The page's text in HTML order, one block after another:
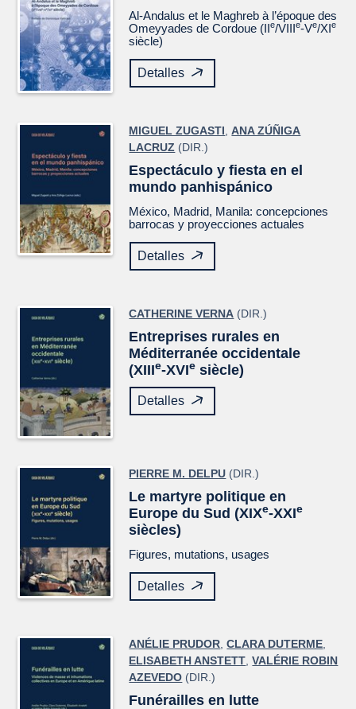
Al-Andalus et le Maghreb à l’époque des
Omeyyades de Cordoue (IIe/VIIIe-Ve/XIe
siècle)
Detalles
MIGUEL ZUGASTI ,ANA ZÚÑIGA
LACRUZ (DIR.)
Espectáculo y fiesta en el
mundo panhispánico
México, Madrid, Manila: concepciones
barrocas y proyecciones actuales
Detalles
CATHERINE VERNA (DIR.)
Entreprises rurales en
Méditerranée occidentale
(XIIIe-XVIe siècle)
Detalles
PIERRE M. DELPU (DIR.)
Le martyre politique en
Europe du Sud (XIXe-XXIe
siècles)
Figures, mutations, usages
Detalles
ANÉLIE PRUDOR ,CLARA DUTERME
ELISABETH ANSTETT ,VALÉRIE ROBIN
AZEVEDO (DIR.)
Funérailles en lutte